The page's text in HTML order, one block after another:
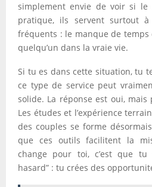
simplement envie de voir si le
pratique, ils servent surtout
fréquents : le manque de
quelqu’un dans la vraie vie.
Si tu es dans cette situation, tu
ce type de service peut
solide. La réponse est oui, mais
Les études et l’expérience
des couples se forme
que ces outils facilitent la
change pour toi, c’est que tu
hasard” : tu crées des